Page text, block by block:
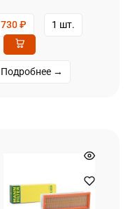
730₽ 1 шт.
Подробнее →